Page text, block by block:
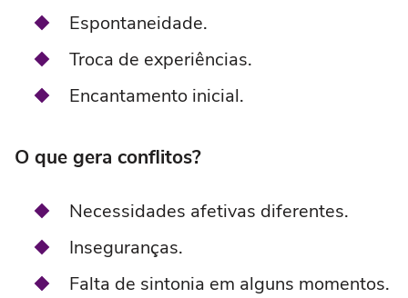
Espontaneidade.
Troca de experiências.
Encantamento inicial.
O que gera conflitos?
Necessidades afetivas diferentes.
Inseguranças.
Falta de sintonia em alguns momentos.